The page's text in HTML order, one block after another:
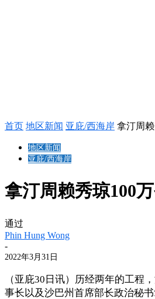
首页 地区新闻 亚庇/西海岸 拿汀周
地区新闻
亚庇/西海岸
拿汀周赖秀琼100
通过
Phin Hung Wong
-
2022年3月31日
（亚庇30日讯）历经两年的工程
事长以及沙巴州首席部长政治秘